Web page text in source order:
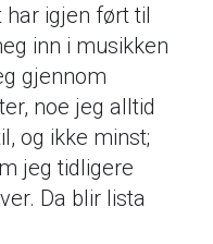
har igjen ført til
inn i musikken
gjennom
noe jeg alltid
og ikke minst;
jeg tidligere
Da blir lista